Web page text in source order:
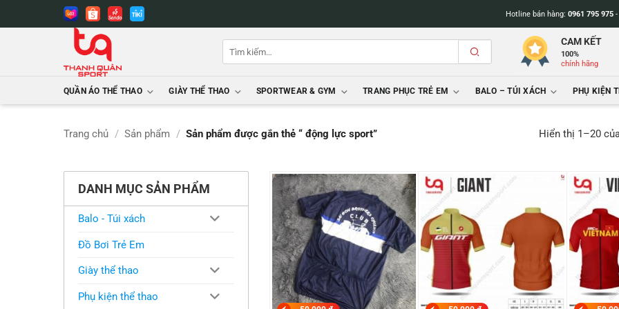
Hotline bán hàng: 0961 795 975-
Tìm
CAM KẾT
100%
chính hãng
QUẦN ÁO THỂ THAO GIÀY THỂ THAO SPORTWEAR & GYM TRANG PHỤC TRẺ EM BALO – TÚI XÁCH PHỤ KIỆN
Trang chủ / Sản phẩm / Sản phẩm được gắn thẻ “ động lực sport” Hiển thị 1–20
DANH MỤC SẢN PHẨM
Balo - Túi xách
Đồ Bơi Trẻ Em
Giày thể thao
Phụ kiện thể thao